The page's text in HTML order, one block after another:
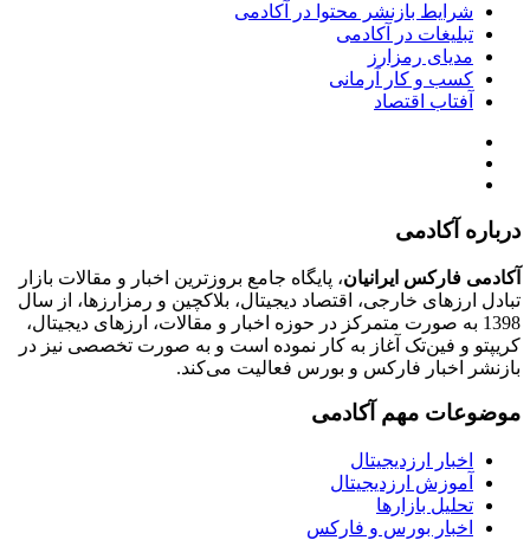
شرایط بازنشر محتوا در آکادمی
تبلیغات در آکادمی
مدیای رمزارز
کسب و کار آرمانی
آفتاب اقتصاد
درباره آکادمی
آکادمی فارکس ایرانیان، پایگاه جامع بروزترین اخبار و مقالات بازار
تبادل ارزهای خارجی، اقتصاد دیجیتال، بلاکچین و رمزارزها، از سال
1398 به صورت متمرکز در حوزه اخبار و مقالات، ارزهای‌ دیجیتال،
کریپتو و فین‌تک آغاز به کار نموده است و به صورت تخصصی نیز در
بازنشر اخبار فارکس و بورس فعالیت می‌کند.
موضوعات مهم آکادمی
اخبار ارزدیجیتال
آموزش ارزدیجیتال
تحلیل بازارها
اخبار بورس و فارکس